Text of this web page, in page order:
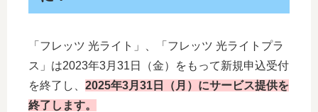
「フレッツ 光ライト」、「フレッツ 光ライトプラ
ス」は2023年3月31日（金）をもって新規申込受付
を終了し、 2025年3月31日（月）にサービス提供を
終了します。